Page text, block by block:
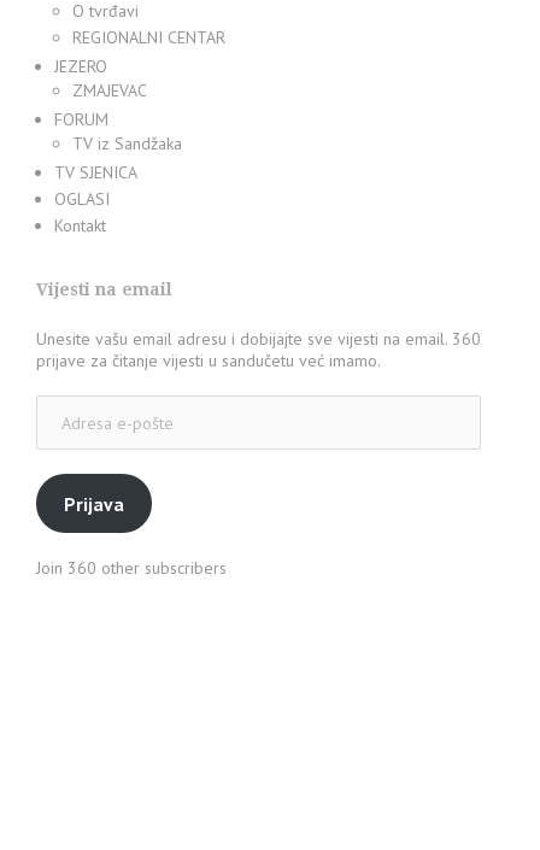
O tvrđavi
REGIONALNI CENTAR
JEZERO
ZMAJEVAC
FORUM
TV iz Sandžaka
TV SJENICA
OGLASI
Kontakt
Vijesti na email
Unesite vašu email adresu i dobijajte sve vijesti na email. 360
prijave za čitanje vijesti u sandučetu već imamo.
pošte
Prijava
Join 360 other subscribers